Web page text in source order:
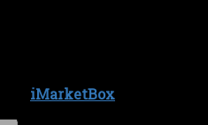
iMarketBox